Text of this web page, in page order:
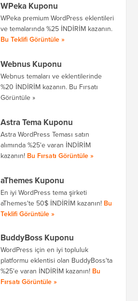
WPeka Kuponu
WPeka premium WordPress eklentileri
ve temalarında %25 İNDİRİM kazanın.
Bu Teklifi Görüntüle »
Webnus Kuponu
Webnus temaları ve eklentilerinde
%20 İNDİRİM kazanın. Bu Fırsatı
Görüntüle »
Astra Tema Kuponu
Astra WordPress Teması satın
alımında %25'e varan İNDİRİM
kazanın! Bu Fırsatı Görüntüle »
aThemes Kuponu
En iyi WordPress tema şirketi
aThemes'te 50$ İNDİRİM kazanın! Bu
Teklifi Görüntüle »
BuddyBoss Kuponu
WordPress için en iyi topluluk
platformu eklentisi olan BuddyBoss'ta
%25'e varan İNDİRİM kazanın! Bu
Fırsatı Görüntüle »